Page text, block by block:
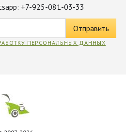
+7-925-081-03-33
ПЕРСОНАЛЬНЫХ ДАННЫХ